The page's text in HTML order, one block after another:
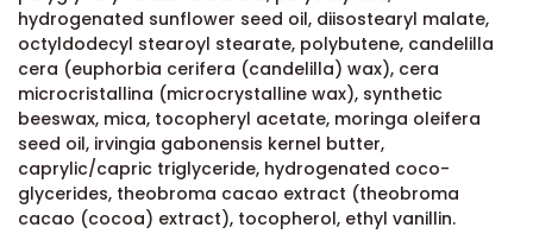
hydrogenated sunflower seed oil, diisostearyl malate,
octyldodecyl stearoyl stearate, polybutene, candelilla
cera (euphorbia cerifera (candelilla) wax), cera
microcristallina (microcrystalline wax), synthetic
beeswax, mica, tocopheryl acetate, moringa oleifera
seed oil, irvingia gabonensis kernel butter,
caprylic/capric triglyceride, hydrogenated coco-
glycerides, theobroma cacao extract (theobroma
cacao (cocoa) extract), tocopherol, ethyl vanillin.